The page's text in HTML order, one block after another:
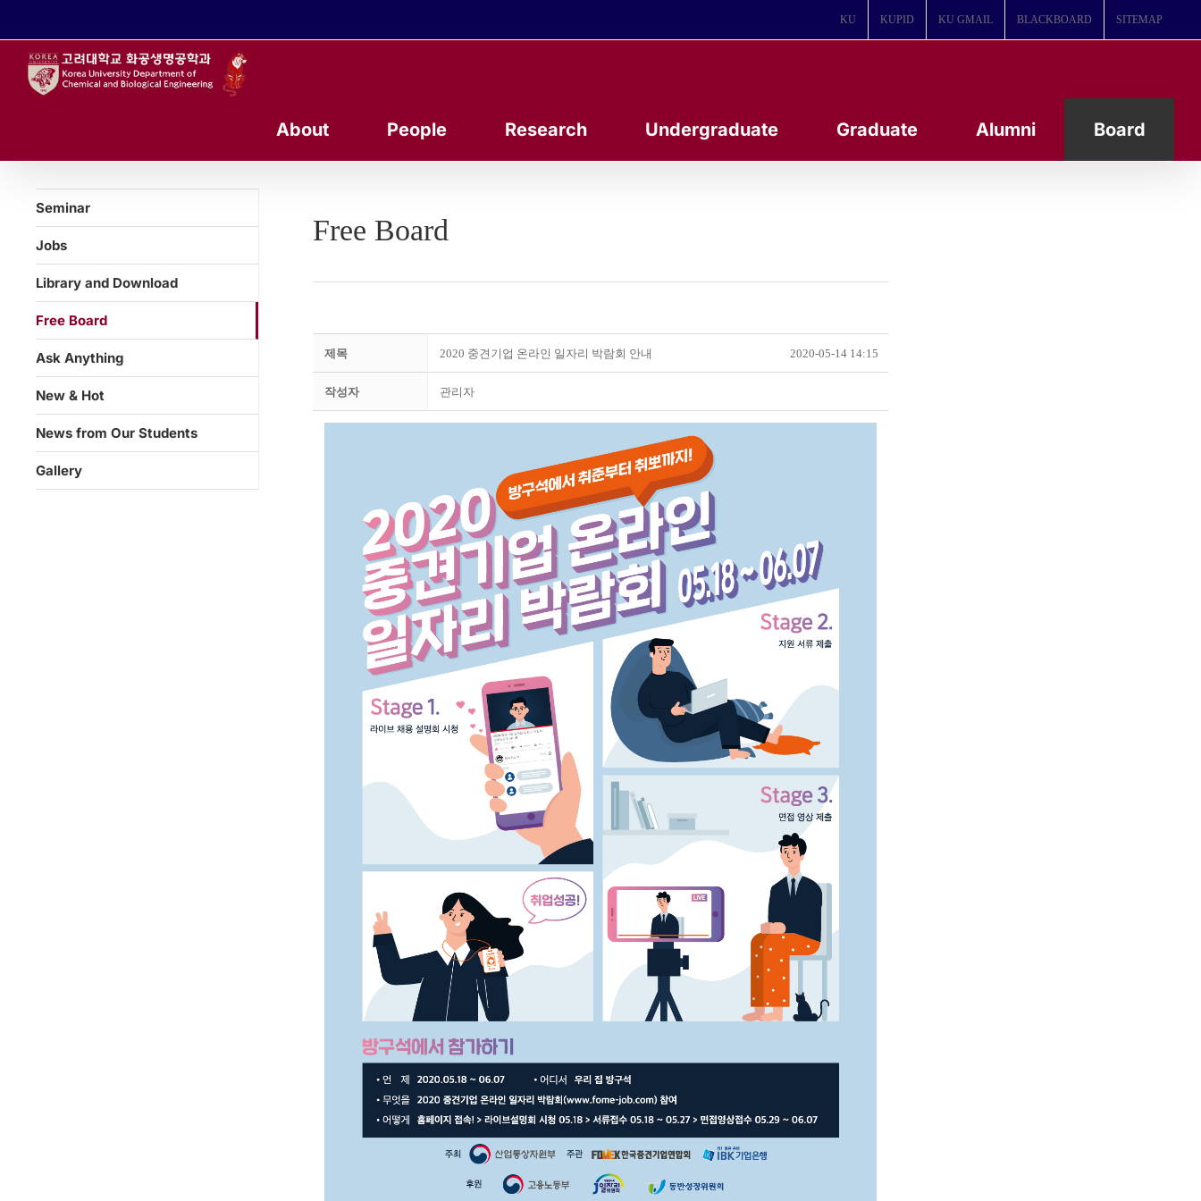
KU KUPID KU GMAIL BLACKBOARD SITEMAP
About People Research Undergraduate Graduate Alumni Board
Free Board
제목 2020 중견기업 온라인 일자리 박람회 안내 2020-05-14 14:15
작성자 관리자
Seminar
Jobs
Library and Download
Free Board
Ask Anything
New & Hot
News from Our Students
Gallery